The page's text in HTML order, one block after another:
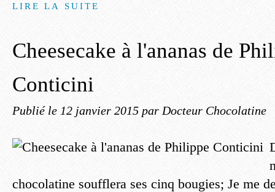
LIRE LA SUITE
Cheesecake à l'ananas de
Conticini
Publié le 12 janvier 2015 par Docteur Chocolatine
chocolatine soufflera ses cinq bougies; Je me